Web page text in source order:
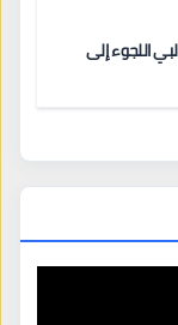
اللجوء إلى